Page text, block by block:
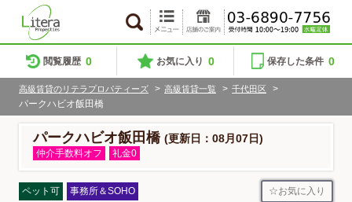
閲覧履歴 0 お気に入り 0 保存した条件 0
高級賃貸のリテラプロパティーズ > 高級賃貸一覧 > 千代田区
>
パークハビオ飯田橋
パークハビオ飯田橋 (更新日：08月07日)
仲介手数料オフ 礼金0
ペット可 事務所＆SOHO お気に入り